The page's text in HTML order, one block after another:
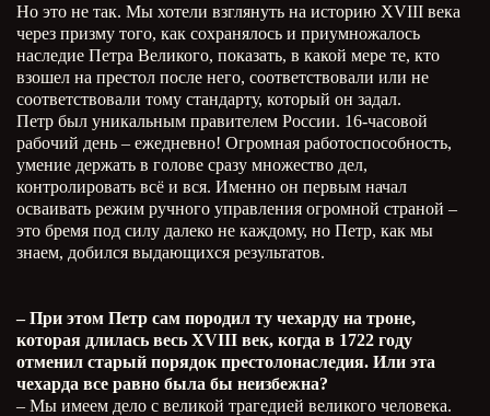
Но это не так. Мы хотели взглянуть на историю XVIII века
через призму того, как сохранялось и приумножалось
наследие Петра Великого, показать, в какой мере те, кто
взошел на престол после него, соответствовали или не
соответствовали тому стандарту, который он задал.
Петр был уникальным правителем России. 16-часовой
рабочий день – ежедневно! Огромная работоспособность,
умение держать в голове сразу множество дел,
контролировать всё и вся. Именно он первым начал
осваивать режим ручного управления огромной страной –
это бремя под силу далеко не каждому, но Петр, как мы
знаем, добился выдающихся результатов.
– При этом Петр сам породил ту чехарду на троне,
которая длилась весь XVIII век, когда в 1722 году
отменил старый порядок престолонаследия. Или эта
чехарда все равно была бы неизбежна?
– Мы имеем дело с великой трагедией великого человека.